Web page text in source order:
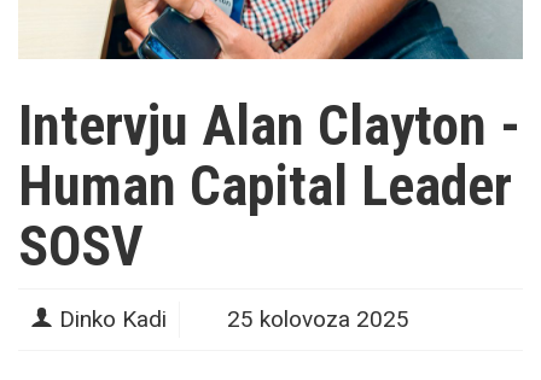
Intervju Alan Clayton -
Human Capital Leader
SOSV
Dinko Kadi 25 kolovoza 2025